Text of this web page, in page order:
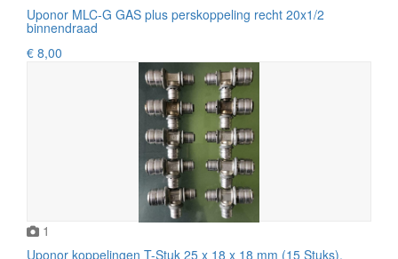
Uponor MLC-G GAS plus perskoppeling recht 20x1/2
binnendraad
€ 8,00
1
Uponor koppelingen T-Stuk 25 x 18 x 18 mm (15 Stuks).